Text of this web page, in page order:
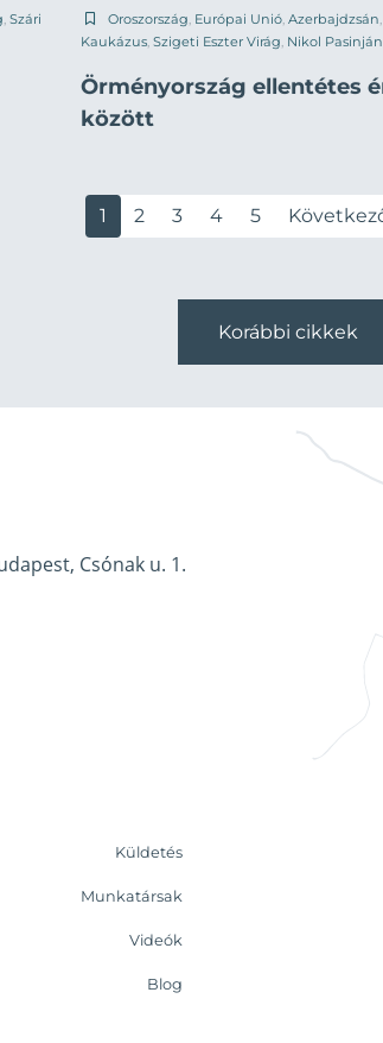
Szári
Oroszország Európai Unió Azerbajdzsán
Kaukázus Szigeti Eszter Virág Nikol Pasinján
Örményország ellentétes
között
1 2 3 4 5
Korábbi cikkek
Csónak u. 1.
Küldetés
Munkatársak
Videók
Blog